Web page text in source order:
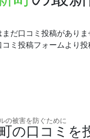
まだ口コミ投稿があり
ミ投稿フォームより
の被害を防ぐために
の口コミを